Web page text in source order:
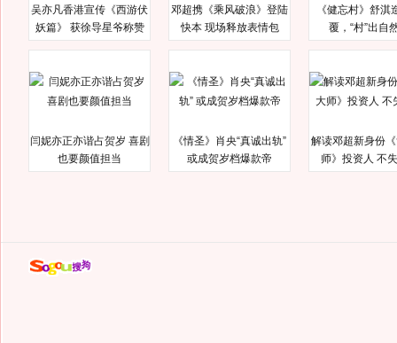
吴亦凡香港宣传《西游伏
妖篇》 获徐导星爷称赞
邓超携《乘风破浪》登陆
快本 现场释放表情包
《健忘村》舒淇
覆，“村”出自
闫妮亦正亦谐占贺岁 喜剧
也要颜值担当
《情圣》肖央“真诚出轨”
或成贺岁档爆款帝
解读邓超新身份
师》投资人 不